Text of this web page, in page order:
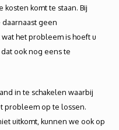
kosten komt te staan. Bij
geen
het probleem is hoeft u
ook nog eens te
in te schakelen waarbij
probleem op te lossen.
uitkomt, kunnen we ook op